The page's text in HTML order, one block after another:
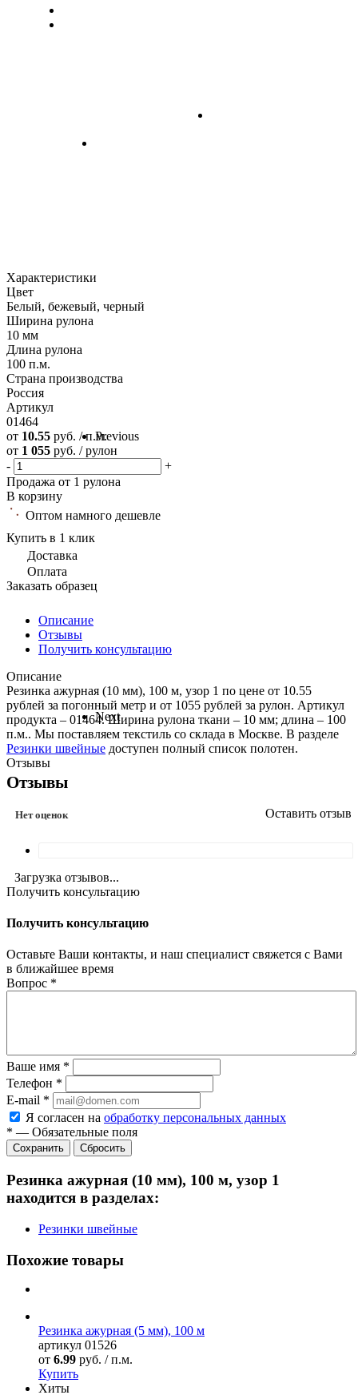
Previous
Next
Характеристики
Цвет
Белый, бежевый, черный
Ширина рулона
10 мм
Длина рулона
100 п.м.
Страна производства
Россия
Артикул
01464
от 10.55 руб. / п.м.
от 1 055 руб. / рулон
-
+
Продажа от 1 рулона
В корзину
Оптом намного дешевле
Купить в 1 клик
Доставка
Оплата
Заказать образец
Описание
Отзывы
Получить консультацию
Описание
Резинка ажурная (10 мм), 100 м, узор 1 по цене от 10.55
рублей за погонный метр и от 1055 рублей за рулон. Артикул
продукта – 01464. Ширина рулона ткани – 10 мм; длина – 100
п.м.. Мы поставляем текстиль со склада в Москве. В разделе
Резинки швейные доступен полный список полотен.
Отзывы
Отзывы
Нет оценок Оставить отзыв
Загрузка отзывов...
Получить консультацию
Получить консультацию
Оставьте Ваши контакты, и наш специалист свяжется с Вами
в ближайшее время
Вопрос *
Ваше имя *
Телефон *
E-mail *
Я согласен на обработку персональных данных
* — Обязательные поля
Сбросить
Резинка ажурная (10 мм), 100 м, узор 1
находится в разделах:
Резинки швейные
Похожие товары
Резинка ажурная (5 мм), 100 м
артикул 01526
от 6.99 руб. / п.м.
Купить
Хиты